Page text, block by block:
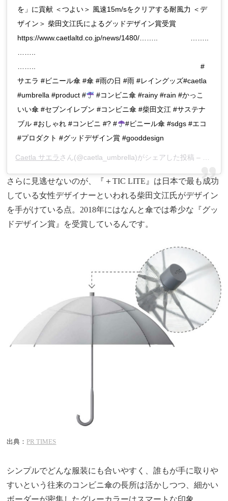
を」に貢献 ＜つよい＞ 風速15m/sをクリアする耐風力 ＜デ
ザイン＞ 柴田文江氏によるグッドデザイン賞受賞 ⠀⠀⠀⠀⠀⠀
https://www.caetlaltd.co.jp/news/1480/……..⠀⠀⠀⠀⠀⠀ ……..
……..⠀⠀⠀⠀⠀⠀⠀⠀⠀⠀⠀⠀⠀⠀⠀⠀⠀⠀⠀⠀⠀⠀⠀⠀⠀⠀⠀⠀⠀⠀⠀⠀ #
サエラ #ビニール傘 #傘 #雨の日 #雨 #レイングッズ#caetla
#umbrella #product #
#コンビニ傘 #rainy #rain #かっこ
いい傘 #セブンイレブン #コンビニ傘 #柴田文江 #サステナ
ブル #おしゃれ #コンビニ #? #
#ビニール傘 #sdgs #エコ
#プロダクト #グッドデザイン賞 #gooddesign
Caetla サエラ さん(@caetla_umbrella)がシェアした投稿 –
さらに見逃せないのが、『＋TIC LITE』は日本で最も成功
している女性デザイナーといわれる柴田文江氏がデザイン
を手がけている点。2018年にはなんと傘では希少な『グッ
ドデザイン賞』を受賞しているんです。
出典： PR TIMES
シンプルでどんな服装にも合いやすく、誰もが手に取りや
すいという往来のコンビニ傘の長所は活かしつつ、細かい